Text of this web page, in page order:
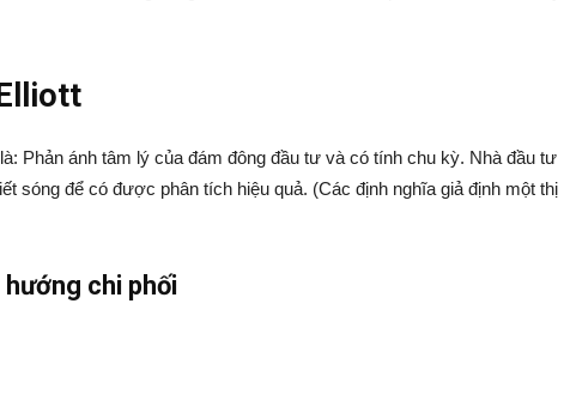
Phản ánh tâm lý của đám đông đầu tư và có tính chu kỳ. Nhà đầu tư
sóng để có được phân tích hiệu quả. (Các định nghĩa giả định một thị
chi phối